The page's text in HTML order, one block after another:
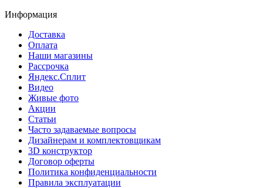
Информация
Доставка
Оплата
Наши магазины
Рассрочка
Яндекс.Сплит
Видео
Живые фото
Акции
Статьи
Часто задаваемые вопросы
Дизайнерам и комплектовщикам
3D конструктор
Договор оферты
Политика конфиденциальности
Правила эксплуатации